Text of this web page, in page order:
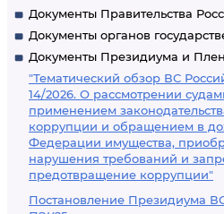
Документы Правительства
Документы органов
Документы Президиума и
"Тематический обзор ВС
14/2026. О рассмотрении
применением
коррупции и обращением в
Федерации имущества,
нарушения требований и
предотвращение коррупции"
Постановление Президиума